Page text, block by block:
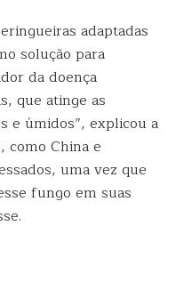
adaptadas
solução para
da doença
que atinge as
e úmidos”, explicou a
como China e
uma vez que
fungo em suas